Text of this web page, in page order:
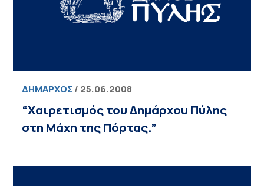
ΔΉΜΑΡΧΟΣ / 25.06.2008
“Χαιρετισμός του Δημάρχου Πύλης
στη Μάχη της Πόρτας.”